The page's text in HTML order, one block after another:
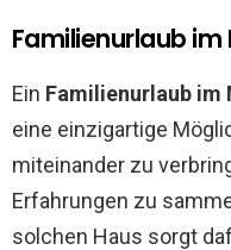
Familienurlaub
Ein Familienurlaub im
eine einzigartige
miteinander zu
Erfahrungen zu
solchen Haus sorgt